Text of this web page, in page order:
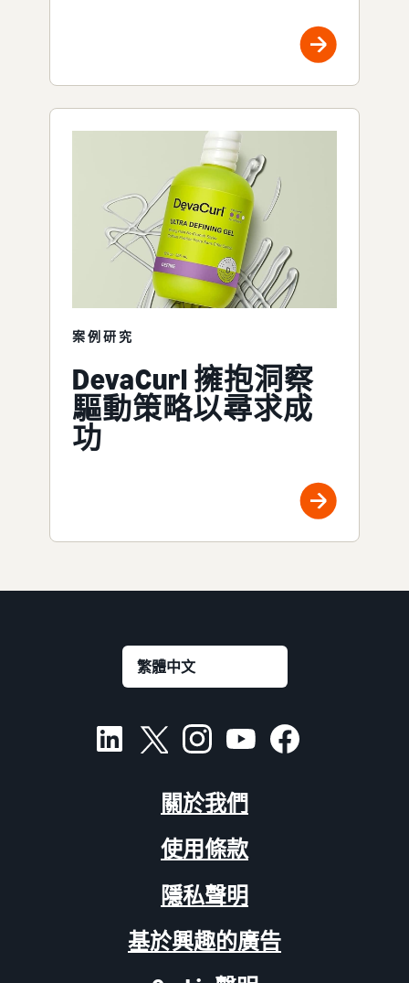
案例研究
DevaCurl 擁抱洞察
驅動策略以尋求成
功
關於我們
使用條款
隱私聲明
基於興趣的廣告